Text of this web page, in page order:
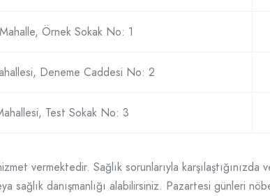
Örnek Sokak No: 1
Deneme Caddesi No: 2
Test Sokak No: 3
vermektedir. Sağlık sorunlarıyla
sağlık danışmanlığı alabilirsiniz. Pazartesi günleri